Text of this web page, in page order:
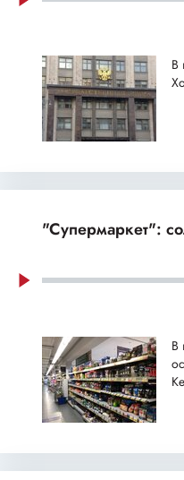
В
"Супермаркет":
В